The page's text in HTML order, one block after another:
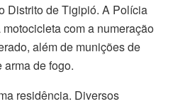
Distrito de Tigipió. A Polícia
com a numeração
além de munições de
de fogo.
residência. Diversos